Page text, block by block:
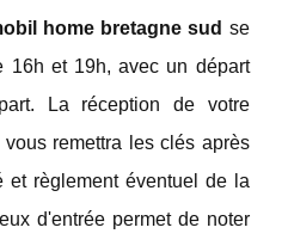
home bretagne sud se
16h et 19h, avec un départ
La réception de votre
remettra les clés après
et règlement éventuel de la
d'entrée permet de noter